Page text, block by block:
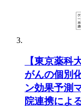
【東京薬科
がんの個別
ン効果予測
院連携によ